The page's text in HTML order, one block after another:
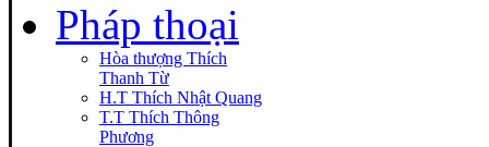
Pháp thoại
Hòa thượng Thích
Thanh Từ
H.T Thích Nhật Quang
T.T Thích Thông
Phương